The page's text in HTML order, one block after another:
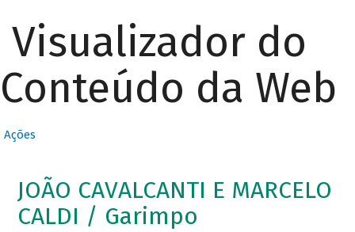
Visualizador do
Conteúdo da Web
Ações
JOÃO CAVALCANTI E MARCELO
CALDI / Garimpo